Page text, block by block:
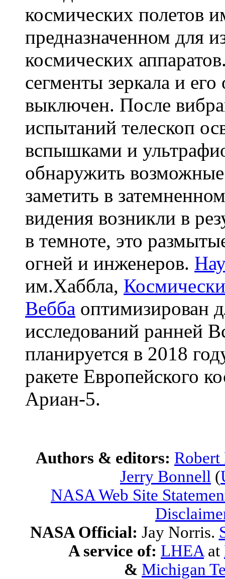
космических полетов
предназначенном для
космических
сегменты зеркала и
выключен. После
испытаний телескоп
вспышками и
обнаружить
заметить в
видения возникли в
в темноте, это
огней и инженеров.
им.Хаббла,
Вебба оптимизирован
исследований ранней
планируется в 2018
ракете Европейского
Ариан-5.
Authors & editors:
Jerry Bonnell (
NASA Web Site
NASA Official: Jay Norris.
A service of: LHEA at
& Michigan